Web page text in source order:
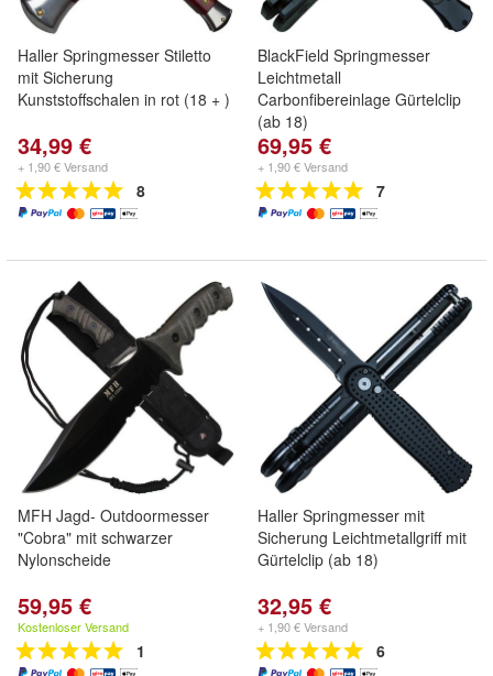
Haller Springmesser Stiletto
mit Sicherung
Kunststoffschalen in rot (18 + )
34,99 €
+ 1,90 € Versand
8
BlackField Springmesser
Leichtmetall
Carbonfibereinlage Gürtelclip
(ab 18)
69,95 €
+ 1,90 € Versand
7
MFH Jagd- Outdoormesser
"Cobra" mit schwarzer
Nylonscheide
59,95 €
Kostenloser Versand
1
Haller Springmesser mit
Sicherung Leichtmetallgriff mit
Gürtelclip (ab 18)
32,95 €
+ 1,90 € Versand
6